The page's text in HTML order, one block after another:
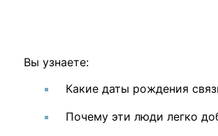
Вы узнаете:
Какие даты рождения
Почему эти люди легко